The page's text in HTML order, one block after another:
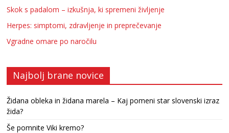
Skok s padalom – izkušnja, ki spremeni življenje
Herpes: simptomi, zdravljenje in preprečevanje
Vgradne omare po naročilu
Najbolj brane novice
Židana obleka in židana marela – Kaj pomeni star slovenski izraz
žida?
Še pomnite Viki kremo?